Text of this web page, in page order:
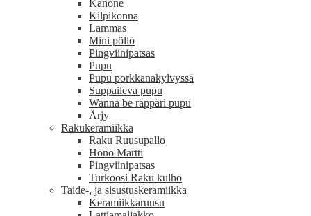
Kanone
Kilpikonna
Lammas
Mini pöllö
Pingviinipatsas
Pupu
Pupu porkkanakylvyssä
Suppaileva pupu
Wanna be räppäri pupu
Ärjy
Rakukeramiikka
Raku Ruusupallo
Hönö Martti
Pingviinipatsas
Turkoosi Raku kulho
Taide-, ja sisustuskeramiikka
Keramiikkaruusu